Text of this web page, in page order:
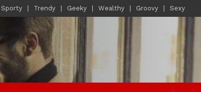
Sporty Trendy Geeky Wealthy Groovy Sexy